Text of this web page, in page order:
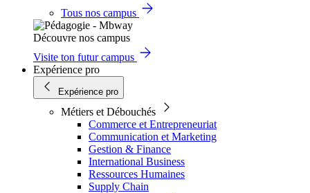
Tous nos campus
Découvre nos campus
Visite ton futur campus
Expérience pro
Expérience pro
Métiers et Débouchés
Commerce et Entrepreneuriat
Communication et Marketing
Gestion & Finance
International Business
Ressources Humaines
Supply Chain